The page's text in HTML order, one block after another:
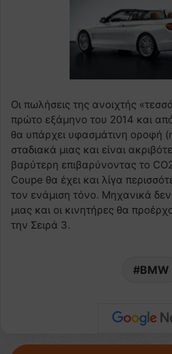
Οι πωλήσεις της ανοιχτής
πρώτο εξάμηνο του 2014 και
θα υπάρχει υφασμάτινη οροφή
σταδιακά μιας και είναι
βαρύτερη επιβαρύνοντας το
Coupe θα έχει και λίγα
τον ενάμιση τόνο. Μηχανικά
μιας και οι κινητήρες θα
την Σειρά 3.
BMW